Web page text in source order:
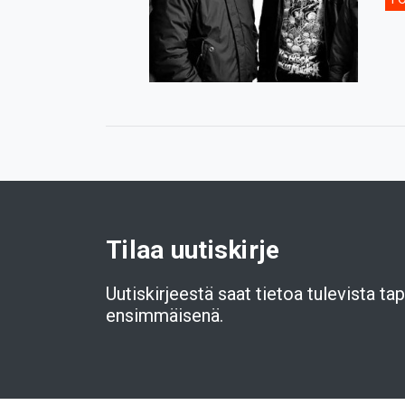
Tilaa uutiskirje
Uutiskirjeestä saat tietoa tulevista
ensimmäisenä.